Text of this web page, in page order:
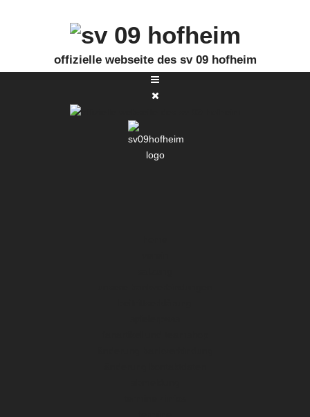
offizielle webseite des sv 09 hofheim